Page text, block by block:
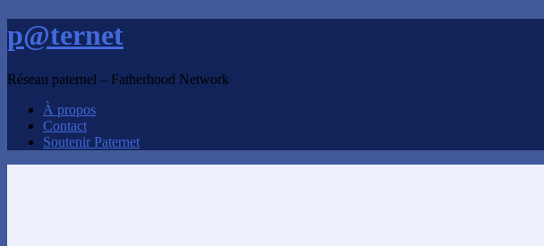
p@ternet
Réseau paternel – Fatherhood Network
À propos
Contact
Soutenir Paternet